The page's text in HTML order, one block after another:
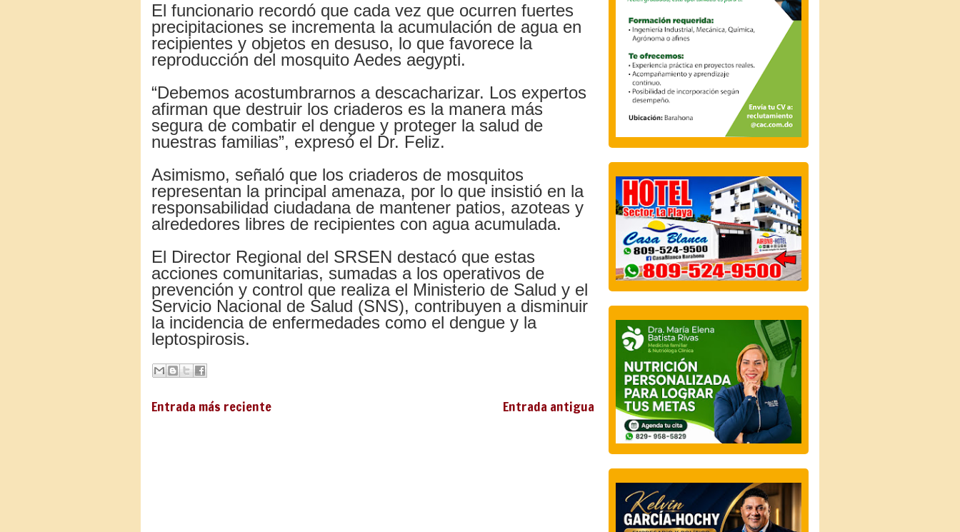
El funcionario recordó que cada vez que ocurren fuertes
precipitaciones se incrementa la acumulación de agua en
recipientes y objetos en desuso, lo que favorece la
reproducción del mosquito Aedes aegypti.
“Debemos acostumbrarnos a descacharizar. Los expertos
afirman que destruir los criaderos es la manera más
segura de combatir el dengue y proteger la salud de
nuestras familias”, expresó el Dr. Feliz.
Asimismo, señaló que los criaderos de mosquitos
representan la principal amenaza, por lo que insistió en la
responsabilidad ciudadana de mantener patios, azoteas y
alrededores libres de recipientes con agua acumulada.
El Director Regional del SRSEN destacó que estas
acciones comunitarias, sumadas a los operativos de
prevención y control que realiza el Ministerio de Salud y el
Servicio Nacional de Salud (SNS), contribuyen a disminuir
la incidencia de enfermedades como el dengue y la
leptospirosis.
Entrada más reciente Entrada antigua